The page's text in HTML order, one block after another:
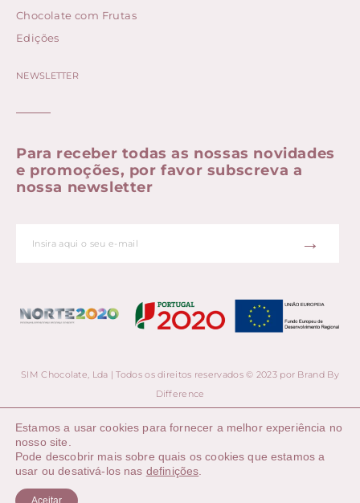
Chocolate com Frutas
Edições
NEWSLETTER
Para receber todas as nossas novidades
e promoções, por favor subscreva a
nossa newsletter
→
SIM Chocolate, Lda | Todos os direitos reservados © 2023 por Brand By
Difference
Estamos a usar cookies para fornecer a melhor experiência no
nosso site.
Pode descobrir mais sobre quais os cookies que estamos a
usar ou desativá-los nas definições
Aceitar